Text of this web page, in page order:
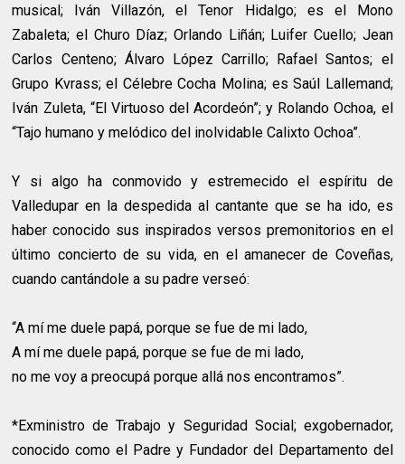
musical; Iván Villazón, el Tenor Hidalgo; es el Mono
Zabaleta; el Churo Díaz; Orlando Liñán; Luifer Cuello; Jean
Carlos Centeno; Álvaro López Carrillo; Rafael Santos; el
Grupo Kvrass; el Célebre Cocha Molina; es Saúl Lallemand;
Iván Zuleta, “El Virtuoso del Acordeón”; y Rolando Ochoa, el
“Tajo humano y melódico del inolvidable Calixto Ochoa”.
Y si algo ha conmovido y estremecido el espíritu de
Valledupar en la despedida al cantante que se ha ido, es
haber conocido sus inspirados versos premonitorios en el
último concierto de su vida, en el amanecer de Coveñas,
cuando cantándole a su padre verseó:
“A mí me duele papá, porque se fue de mi lado,
A mí me duele papá, porque se fue de mi lado,
no me voy a preocupá porque allá nos encontramos”.
*Exministro de Trabajo y Seguridad Social; exgobernador,
conocido como el Padre y Fundador del Departamento del